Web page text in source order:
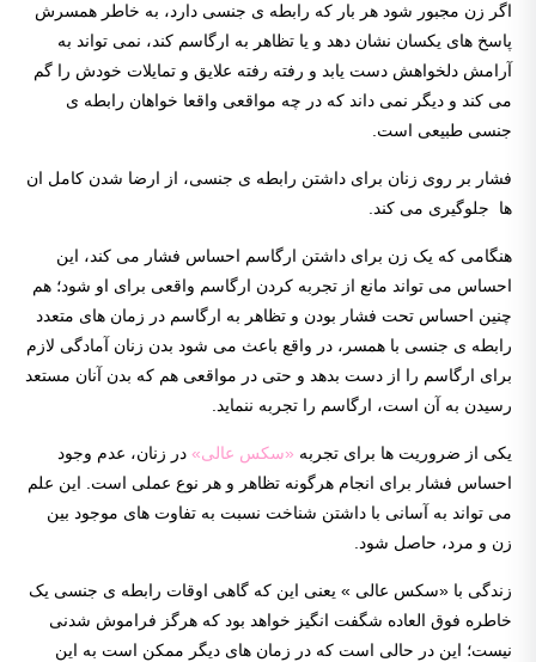
اگر زن مجبور شود هر بار که رابطه ی جنسی دارد، به خاطر همسرش
پاسخ های یکسان نشان دهد و یا تظاهر به ارگاسم کند، نمی تواند به
آرامش دلخواهش دست یابد و رفته رفته علایق و تمایلات خودش را گم
می کند و دیگر نمی داند که در چه مواقعی واقعا خواهان رابطه ی
جنسی طبیعی است.
فشار بر روی زنان برای داشتن رابطه ی جنسی، از ارضا شدن کامل ان
ها جلوگیری می کند.
هنگامی که یک زن برای داشتن ارگاسم احساس فشار می کند، این
احساس می تواند مانع از تجربه کردن ارگاسم واقعی برای او شود؛ هم
چنین احساس تحت فشار بودن و تظاهر به ارگاسم در زمان های متعدد
رابطه ی جنسی با همسر، در واقع باعث می شود بدن زنان آمادگی لازم
برای ارگاسم را از دست بدهد و حتی در مواقعی هم که بدن آنان مستعد
رسیدن به آن است، ارگاسم را تجربه ننماید.
یکی از ضروریت ها برای تجربه «سکس عالی» در زنان، عدم وجود
احساس فشار برای انجام هرگونه تظاهر و هر نوع عملی است. این علم
می تواند به آسانی با داشتن شناخت نسبت به تفاوت های موجود بین
زن و مرد، حاصل شود.
زندگی با «سکس عالی » یعنی این که گاهی اوقات رابطه ی جنسی یک
خاطره فوق العاده شگفت انگیز خواهد بود که هرگز فراموش شدنی
نیست؛ این در حالی است که در زمان های دیگر ممکن است به این